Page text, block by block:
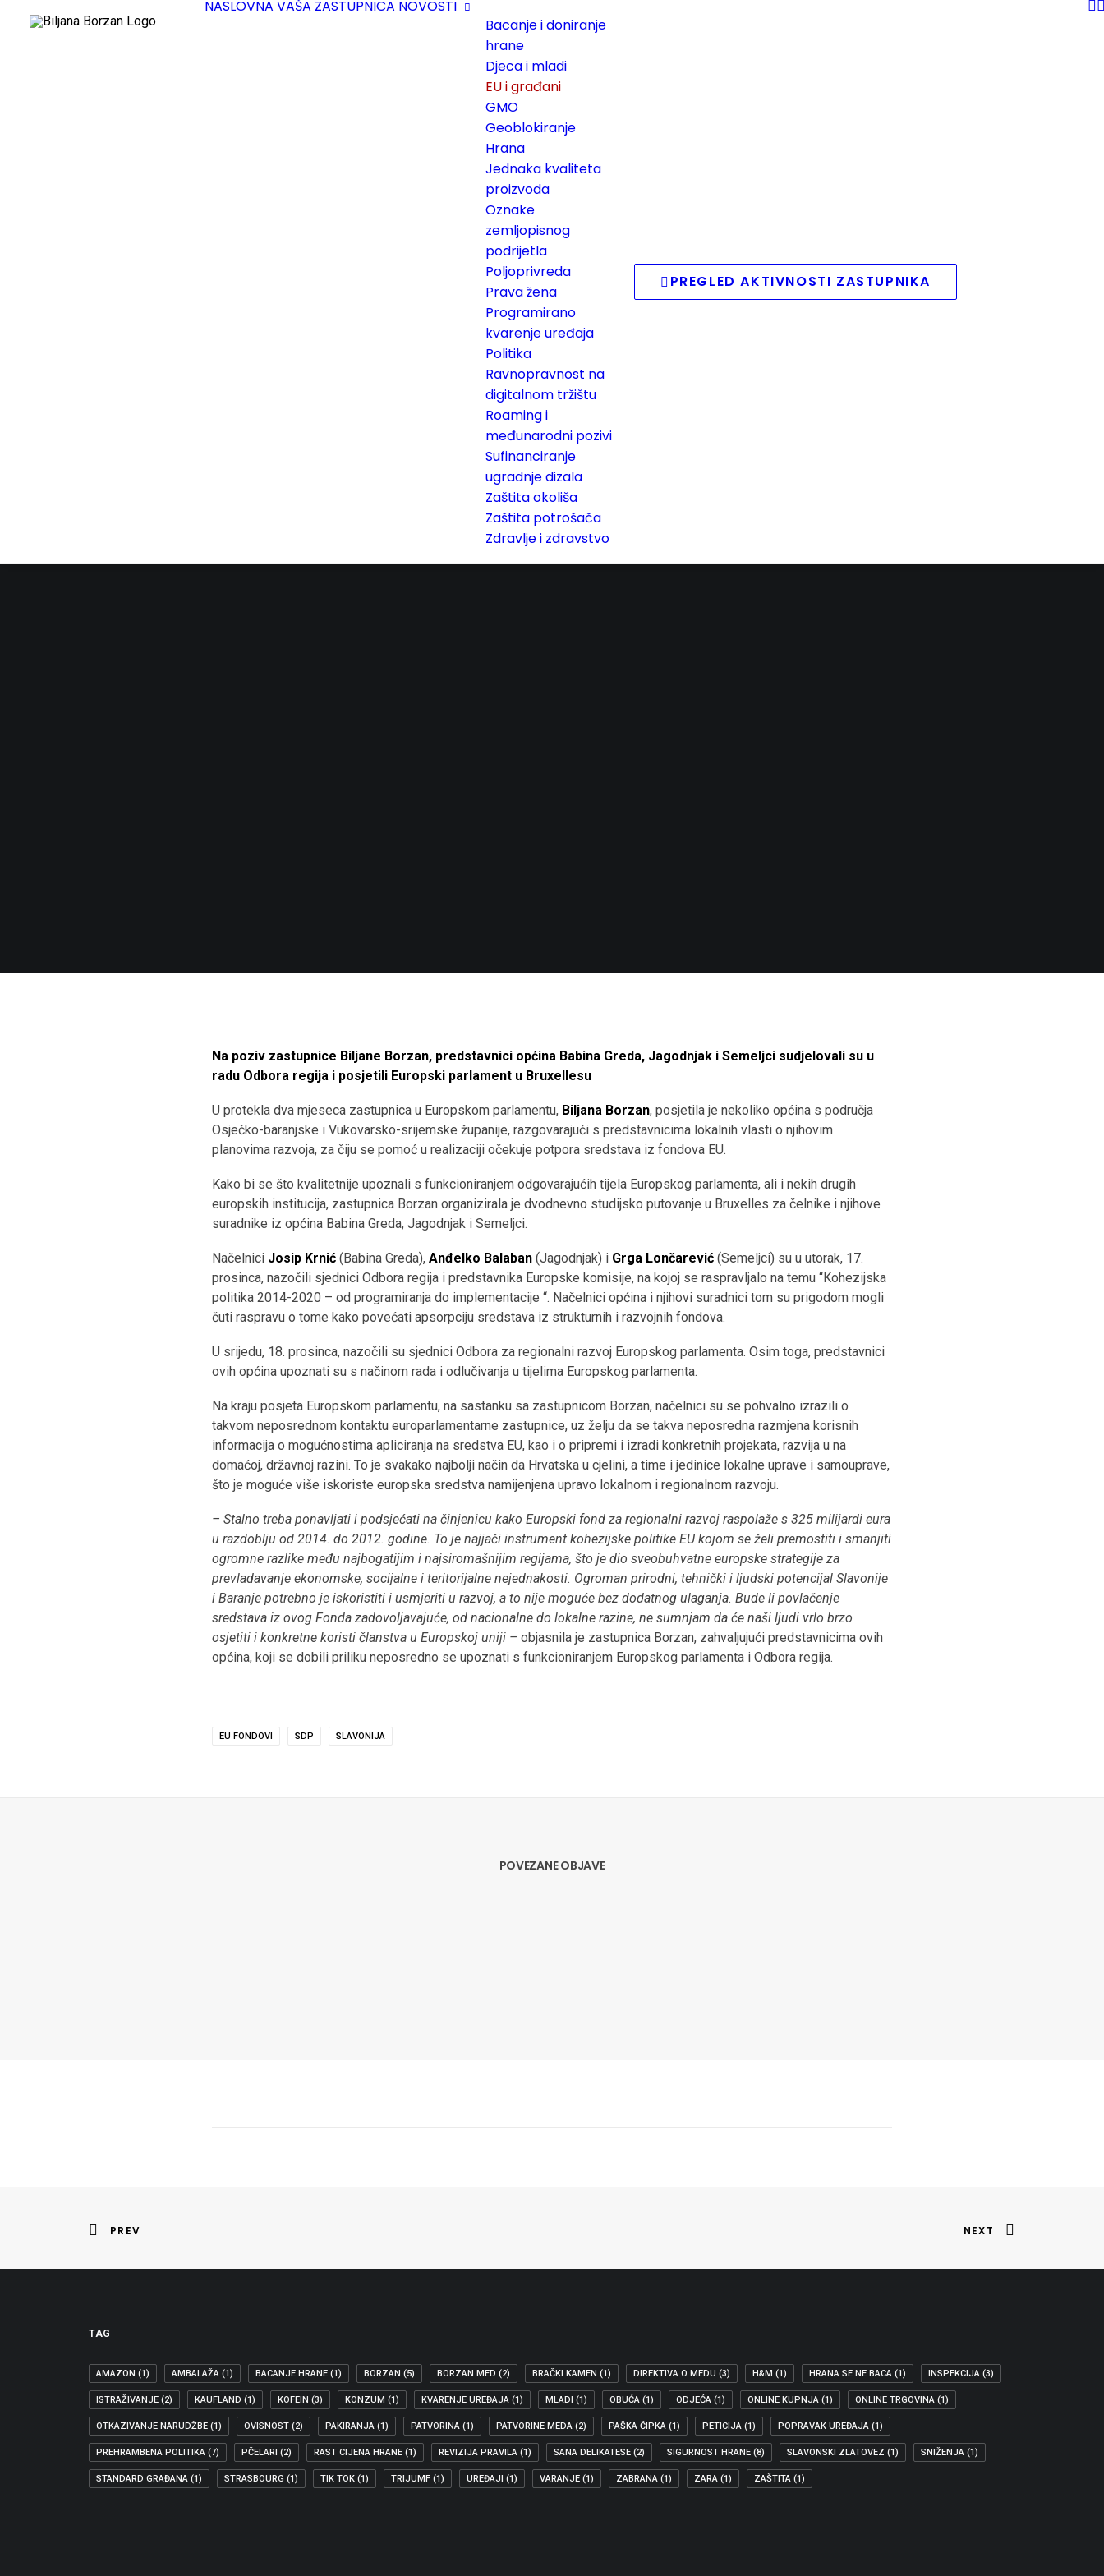
NASLOVNA VAŠA ZASTUPNICA NOVOSTI
Bacanje i doniranje
hrane
Djeca i mladi
EU i građani
GMO
Geoblokiranje
Hrana
Jednaka kvaliteta
proizvoda
Oznake
zemljopisnog
podrijetla
Poljoprivreda
Prava žena
Programirano
kvarenje uređaja
Politika
Ravnopravnost na
digitalnom tržištu
Roaming i
međunarodni pozivi
Sufinanciranje
ugradnje dizala
Zaštita okoliša
Zaštita potrošača
Zdravlje i zdravstvo
PREGLED AKTIVNOSTI ZASTUPNIKA
Na poziv zastupnice Biljane Borzan, predstavnici općina Babina Greda, Jagodnjak i Semeljci sudjelovali su u
radu Odbora regija i posjetili Europski parlament u Bruxellesu
U protekla dva mjeseca zastupnica u Europskom parlamentu, Biljana Borzan, posjetila je nekoliko općina s područja
Osječko-baranjske i Vukovarsko-srijemske županije, razgovarajući s predstavnicima lokalnih vlasti o njihovim
planovima razvoja, za čiju se pomoć u realizaciji očekuje potpora sredstava iz fondova EU.
Kako bi se što kvalitetnije upoznali s funkcioniranjem odgovarajućih tijela Europskog parlamenta, ali i nekih drugih
europskih institucija, zastupnica Borzan organizirala je dvodnevno studijsko putovanje u Bruxelles za čelnike i njihove
suradnike iz općina Babina Greda, Jagodnjak i Semeljci.
Načelnici Josip Krnić (Babina Greda), Anđelko Balaban (Jagodnjak) i Grga Lončarević (Semeljci) su u utorak, 17.
prosinca, nazočili sjednici Odbora regija i predstavnika Europske komisije, na kojoj se raspravljalo na temu “Kohezijska
politika 2014-2020 – od programiranja do implementacije “. Načelnici općina i njihovi suradnici tom su prigodom mogli
čuti raspravu o tome kako povećati apsorpciju sredstava iz strukturnih i razvojnih fondova.
U srijedu, 18. prosinca, nazočili su sjednici Odbora za regionalni razvoj Europskog parlamenta. Osim toga, predstavnici
ovih općina upoznati su s načinom rada i odlučivanja u tijelima Europskog parlamenta.
Na kraju posjeta Europskom parlamentu, na sastanku sa zastupnicom Borzan, načelnici su se pohvalno izrazili o
takvom neposrednom kontaktu europarlamentarne zastupnice, uz želju da se takva neposredna razmjena korisnih
informacija o mogućnostima apliciranja na sredstva EU, kao i o pripremi i izradi konkretnih projekata, razvija u na
domaćoj, državnoj razini. To je svakako najbolji način da Hrvatska u cjelini, a time i jedinice lokalne uprave i samouprave,
što je moguće više iskoriste europska sredstva namijenjena upravo lokalnom i regionalnom razvoju.
– Stalno treba ponavljati i podsjećati na činjenicu kako Europski fond za regionalni razvoj raspolaže s 325 milijardi eura
u razdoblju od 2014. do 2012. godine. To je najjači instrument kohezijske politike EU kojom se želi premostiti i smanjiti
ogromne razlike među najbogatijim i najsiromašnijim regijama, što je dio sveobuhvatne europske strategije za
prevladavanje ekonomske, socijalne i teritorijalne nejednakosti. Ogroman prirodni, tehnički i ljudski potencijal Slavonije
i Baranje potrebno je iskoristiti i usmjeriti u razvoj, a to nije moguće bez dodatnog ulaganja. Bude li povlačenje
sredstava iz ovog Fonda zadovoljavajuće, od nacionalne do lokalne razine, ne sumnjam da će naši ljudi vrlo brzo
osjetiti i konkretne koristi članstva u Europskoj uniji – objasnila je zastupnica Borzan, zahvaljujući predstavnicima ovih
općina, koji se dobili priliku neposredno se upoznati s funkcioniranjem Europskog parlamenta i Odbora regija.
EU FONDOVI SDP SLAVONIJA
POVEZANE OBJAVE
06.07.2026
PRIOPĆENJE: BORZAN: SVAKO DRUGO DIJETE PRAKTIČKI ŽIVI ONLINE
PREV NEXT
TAG
AMAZON (1) AMBALAŽA (1) BACANJE HRANE (1) BORZAN (5) BORZAN MED (2) BRAČKI KAMEN (1) DIREKTIVA O MEDU (3) H&M (1) HRANA SE NE BACA (1) INSPEKCIJA (3)
ISTRAŽIVANJE (2) KAUFLAND (1) KOFEIN (3) KONZUM (1) KVARENJE UREĐAJA (1) MLADI (1) OBUĆA (1) ODJEĆA (1) ONLINE KUPNJA (1) ONLINE TRGOVINA (1)
OTKAZIVANJE NARUDŽBE (1) OVISNOST (2) PAKIRANJA (1) PATVORINA (1) PATVORINE MEDA (2) PAŠKA ČIPKA (1) PETICIJA (1) POPRAVAK UREĐAJA (1)
PREHRAMBENA POLITIKA (7) PČELARI (2) RAST CIJENA HRANE (1) REVIZIJA PRAVILA (1) SANA DELIKATESE (2) SIGURNOST HRANE (8) SLAVONSKI ZLATOVEZ (1) SNIŽENJA (1)
STANDARD GRAĐANA (1) STRASBOURG (1) TIK TOK (1) TRIJUMF (1) UREĐAJI (1) VARANJE (1) ZABRANA (1) ZARA (1) ZAŠTITA (1)